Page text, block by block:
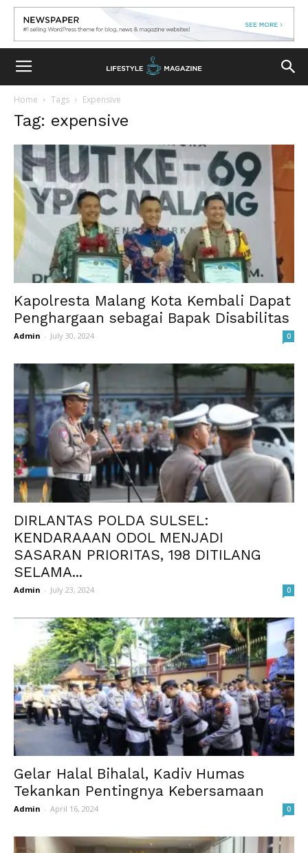
Home Tags Expensive
Tag: expensive
Kapolresta Malang Kota Kembali Dapat
Penghargaan sebagai Bapak Disabilitas
Admin - July 30, 2024 0
DIRLANTAS POLDA SULSEL:
KENDARAAAN ODOL MENJADI
SASARAN PRIORITAS, 198 DITILANG
SELAMA...
Admin - July 23, 2024 0
Gelar Halal Bihalal, Kadiv Humas
Tekankan Pentingnya Kebersamaan
Admin - April 16, 2024 0